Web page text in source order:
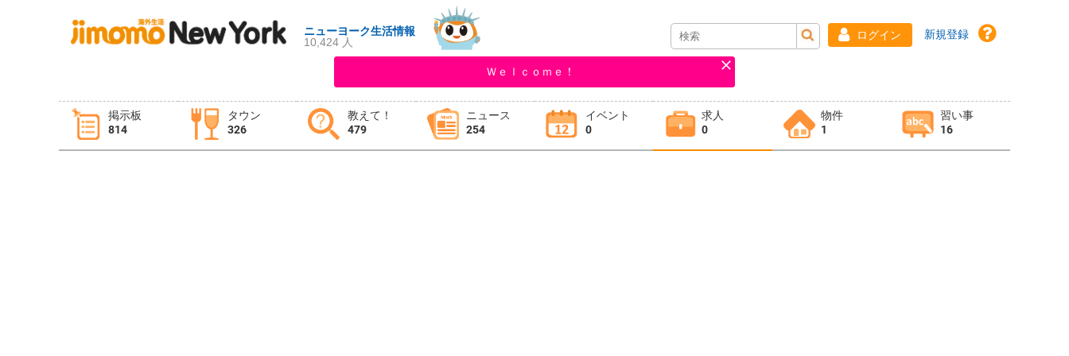
ニューヨーク生活情報
10,424 人
ログイン 新規登録
Ｗｅｌｃｏｍｅ！
掲示板
814
タウン
326
教えて！
479
ニュース
254
イベント
0
求人
0
物件
1
習い事
16
タウン情報